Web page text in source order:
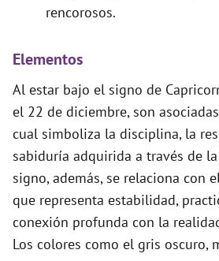
rencorosos.
Elementos
Al estar bajo el signo de
el 22 de diciembre, son
cual simboliza la disciplina, la
sabiduría adquirida a través de
signo, además, se relaciona con
que representa estabilidad,
conexión profunda con la
Los colores como el gris oscuro,